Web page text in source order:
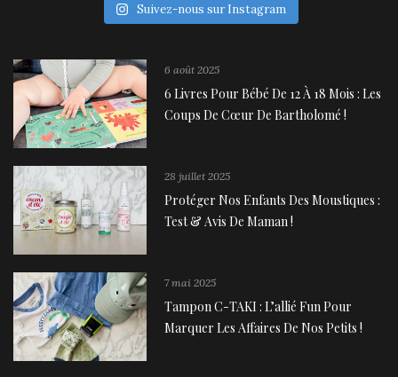
Suivez-nous sur Instagram
6 août 2025
6 Livres Pour Bébé De 12 À 18 Mois : Les
Coups De Cœur De Bartholomé !
28 juillet 2025
Protéger Nos Enfants Des Moustiques :
Test & Avis De Maman !
7 mai 2025
Tampon C-TAKI : L’allié Fun Pour
Marquer Les Affaires De Nos Petits !